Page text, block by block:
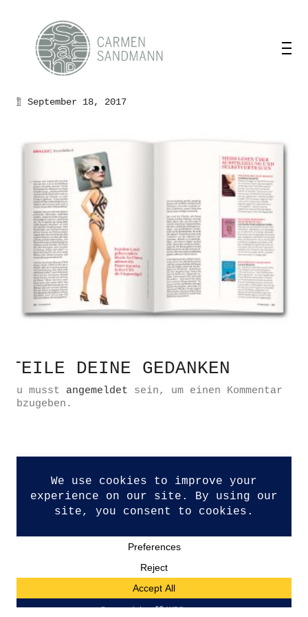
September 18, 2017
TEILE DEINE GEDANKEN
Du musst angemeldet sein, um einen Kommentar
abzugeben.
Datenschutzerklärung
© Copyright 2026. All Rights Reserved.